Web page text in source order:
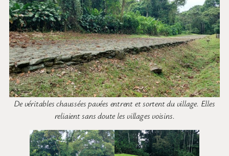
De véritables chaussées pavées entrent et sortent du village. Elles
reliaient sans doute les villages voisins.